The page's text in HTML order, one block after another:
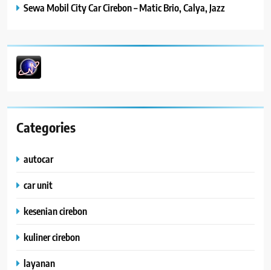
Sewa Mobil City Car Cirebon – Matic Brio, Calya, Jazz
Categories
autocar
car unit
kesenian cirebon
kuliner cirebon
layanan